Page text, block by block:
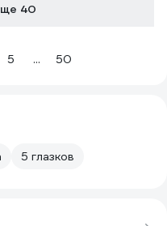
40
5 ... 50
5 глазков